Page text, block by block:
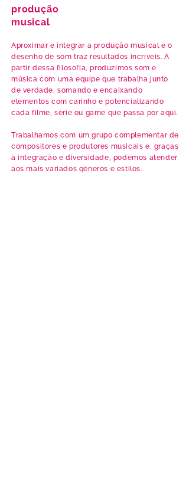
produção
musical
Aproximar e integrar a produção musical e o
desenho de som traz resultados incríveis. A
partir dessa filosofia, produzimos som e
música com uma equipe que trabalha junto
de verdade, somando e encaixando
elementos com carinho e potencializando
cada filme, série ou game que passa por aqui.
Trabalhamos com um grupo complementar de
compositores e produtores musicais e, graças
à integração e diversidade, podemos atender
aos mais variados gêneros e estilos.